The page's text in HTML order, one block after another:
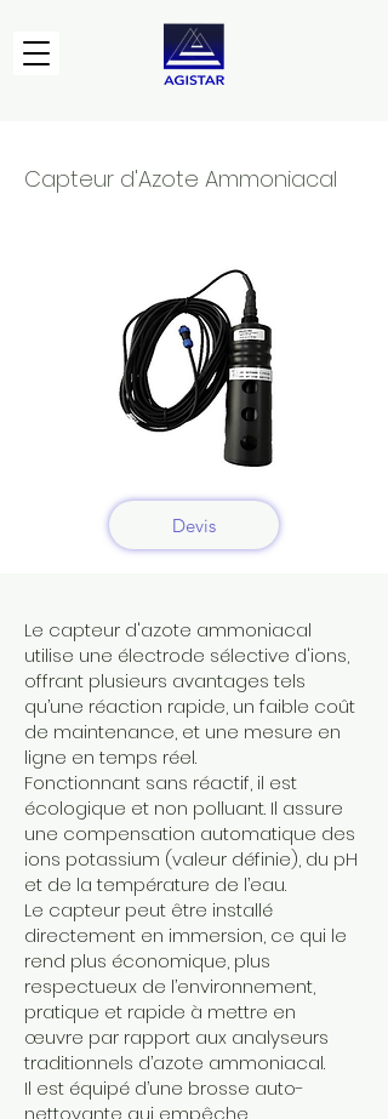
Capteur d'Azote Ammoniacal
Devis
Le capteur d'azote ammoniacal
utilise une électrode sélective d'ions,
offrant plusieurs avantages tels
qu’une réaction rapide, un faible coût
de maintenance, et une mesure en
ligne en temps réel.
Fonctionnant sans réactif, il est
écologique et non polluant. Il assure
une compensation automatique des
ions potassium (valeur définie), du pH
et de la température de l’eau.
Le capteur peut être installé
directement en immersion, ce qui le
rend plus économique, plus
respectueux de l’environnement,
pratique et rapide à mettre en
œuvre par rapport aux analyseurs
traditionnels d’azote ammoniacal.
Il est équipé d’une brosse auto-
nettoyante qui empêche